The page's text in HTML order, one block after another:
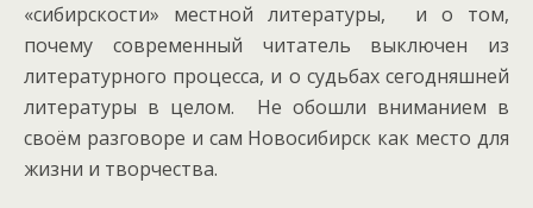
«сибирскости» местной литературы, и о том,
почему современный читатель выключен из
литературного процесса, и о судьбах сегодняшней
литературы в целом. Не обошли вниманием в
своём разговоре и сам Новосибирск как место для
жизни и творчества.